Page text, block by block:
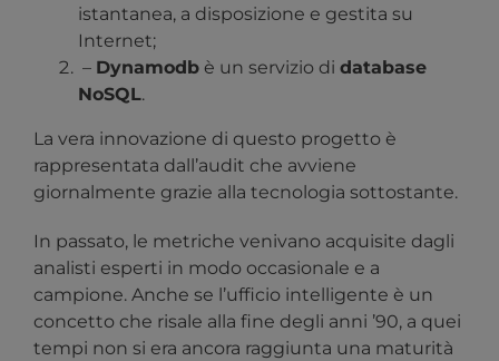
istantanea, a disposizione e gestita su
Internet;
– Dynamodb è un servizio di database
NoSQL.
La vera innovazione di questo progetto è
rappresentata dall’audit che avviene
giornalmente grazie alla tecnologia sottostante.
In passato, le metriche venivano acquisite dagli
analisti esperti in modo occasionale e a
campione. Anche se l’ufficio intelligente è un
concetto che risale alla fine degli anni ’90, a quei
tempi non si era ancora raggiunta una maturità